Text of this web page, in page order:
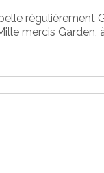
régulièrement
mercis Garden,